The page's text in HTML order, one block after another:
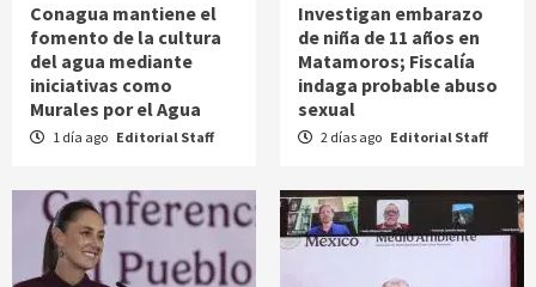
Conagua mantiene el
fomento de la cultura
del agua mediante
iniciativas como
Murales por el Agua
1 día ago Editorial Staff
Investigan embarazo
de niña de 11 años en
Matamoros; Fiscalía
indaga probable abuso
sexual
2 días ago Editorial Staff